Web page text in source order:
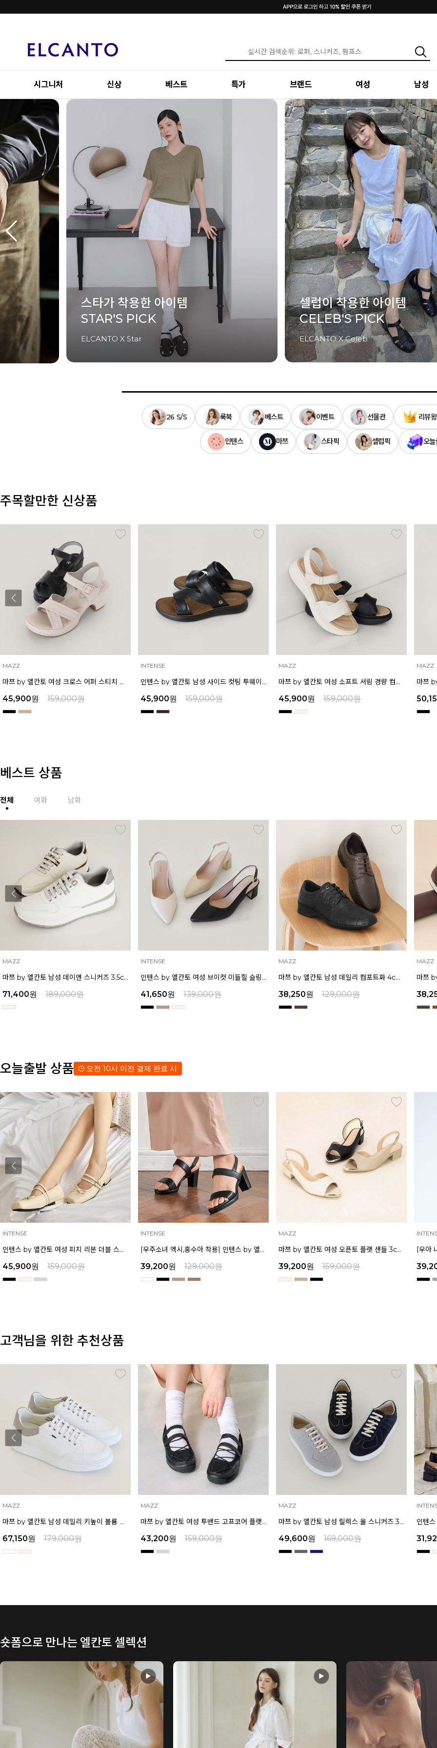
시그니처 신상 베스트 특가 브랜드 여성 남성
셀럽이 착용한 아이템
CELEB'S PICK
ELCANTO X Celeb
Last Summer
썸머 시즌 오프
UP TO 81%
26 S/S 룩북 베스트 이벤트 선물관 리뷰
인텐스 마쯔 스타픽 셀럽픽 오
주목할만한 신상품
INTENSE
45,900원 159,000원
MAZZ
마쯔 by 엘칸토 여성 소프트 셔링 경량 컴포트 샌들 3.5cm LCWW12M626
45,900원 159,000원
MAZZ
마쯔 by 엘칸토 여성 별 스톤 플랫폼 샌들 5cm LCWW26M626
50,150원 159,000원
MAZZ
베스트 상품
전체 여화 남화
INTENSE
인텐스 by 엘칸토 여성 브이컷 미들힐 슬링백 5cm LCWO27I613
41,650원 139,000원
MAZZ
마쯔 by 엘칸토 남성 데일리 컴포트화 4cm LCMF95M111
38,250원 129,000원
MAZZ
마쯔 by 엘칸토 남성 캐주얼 더비 슈즈 2.4cm LCMC21M326
38,250원 129,000원
MAZZ
오늘출발 상품 오전 10시 이전 결제 완료 시
INTENSE
[우주소녀 엑시,홍수아 착용] 인텐스 by 엘칸토 여성 가보시힐 샌들 7cm LCWW08I126
39,200원 129,000원
MAZZ
마쯔 by 엘칸토 여성 오픈토 플랫 샌들 3cm LCWW39M326
39,200원 159,000원
INTENSE
[우아 나나 착용] 인텐스 by 엘칸토 여성 더블 스트랩 샌들 7cm LCWW35I326
39,200원 159,000원
MAZZ
고객님을 위한 추천상품
MAZZ
43,200원 159,000원
MAZZ
마쯔 by 엘칸토 남성 릴렉스 울 스니커즈 3cm LCMS57M613
49,600원 169,000원
INTENSE
인텐스 by 엘칸토 여성 피치 리본 메리제인 3.5cm LCWD96I613
31,920원 169,000원
숏폼으로 만나는 엘칸토 셀렉션
▶ ▶